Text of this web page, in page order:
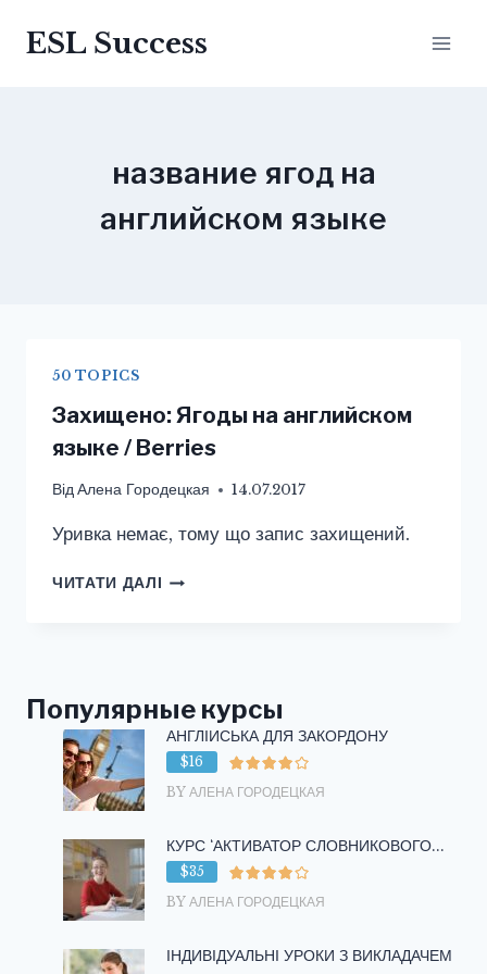
ESL Success
название ягод на
английском языке
50 TOPICS
Захищено: Ягоды на английском
языке / Berries
ВідАлена Городецкая 14.07.2017
Уривка немає, тому що запис захищений.
ЧИТАТИ ДАЛІ ЗАХИЩЕНО:
BERRIES
Популярные курсы
АНГЛІЙСЬКА ДЛЯ ЗАКОРДОНУ
$16
BY АЛЕНА ГОРОДЕЦКАЯ
КУРС ‘АКТИВАТОР СЛОВНИКОВОГО...
$35
BY АЛЕНА ГОРОДЕЦКАЯ
ІНДИВІДУАЛЬНІ УРОКИ З ВИКЛАДАЧЕМ